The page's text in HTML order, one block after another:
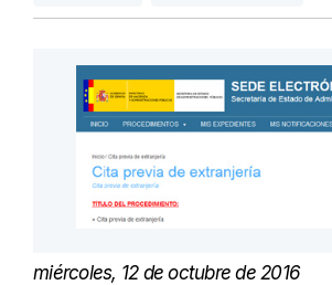
miércoles, 12 de octubre de 2016